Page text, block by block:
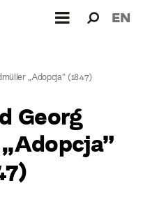
dla: EN
„Adopcja” (1847)
Georg